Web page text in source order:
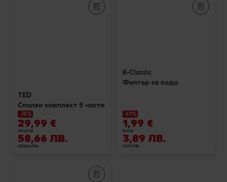
Лексикон на свежестта
TED
Спален комплект 5 части
-74%
29,99 €
119,29 €
58,66 ЛВ.
233,31 ЛВ.
K-Classic
Филтър за вода
-61%
1,99 €
5,11 €
3,89 ЛВ.
9,99 ЛВ.